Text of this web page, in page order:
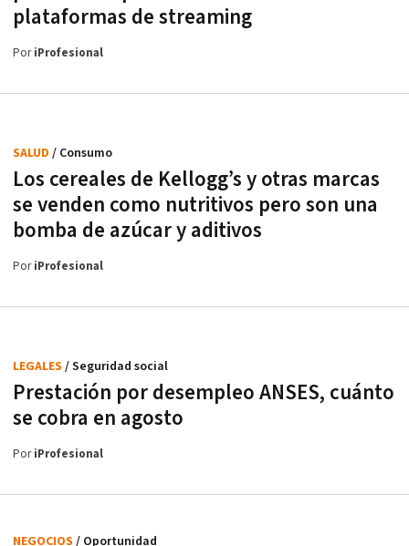
plataformas de streaming
PoriProfesional
Los cereales de Kellogg’s y otras marcas
se venden como nutritivos pero son una
bomba de azúcar y aditivos
SALUD / Consumo
PoriProfesional
Prestación por desempleo ANSES, cuánto
se cobra en agosto
LEGALES / Seguridad social
PoriProfesional
NEGOCIOS / Oportunidad